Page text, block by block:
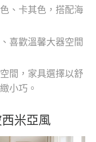
、卡其色，搭配海
喜歡溫馨大器空間
間，家具選擇以舒
小巧。
米亞風